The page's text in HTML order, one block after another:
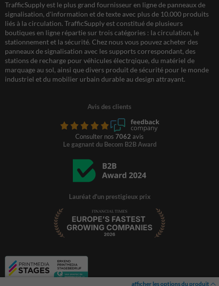
afficher les options du produit
TrafficSupply est le plus grand fournisseur en ligne de panneaux de
signalisation, d'information et de texte avec plus de 10.000 produits
liés à la circulation. TrafficSupply est constitué de plusieurs
boutiques en ligne répartie sur trois catégories : la circulation, le
stationnement et la sécurité. Chez nous vous pouvez acheter des
panneaux de signalisation avec les supports correspondant, des
stations de recharge pour véhicules électrqique, du matériel de
marquage au sol, ainsi que divers produit de sécurité pour le monde
industriel et du mobilier urbain durable au design attrayant.
Avis des clients
Consulter nos 7062 avis
Le gagnant du Becom B2B Award
Lauréat d'un prestigieux prix